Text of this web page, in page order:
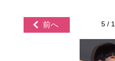
前へ 5 /